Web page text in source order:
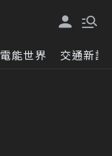
電能世界 交通新訊